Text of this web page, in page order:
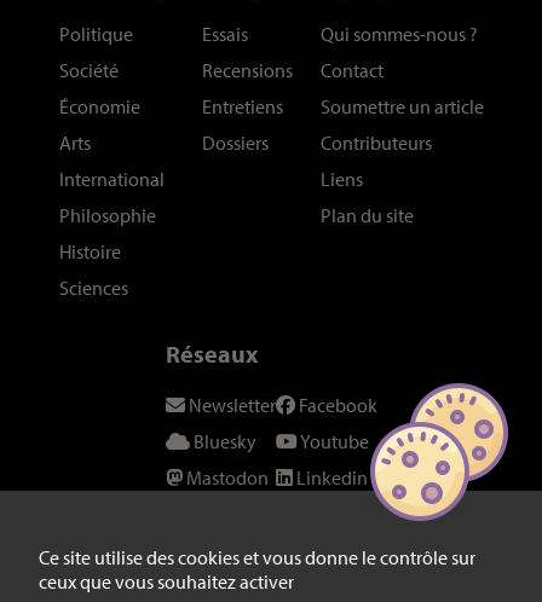
Ce site utilise des cookies et vous donne le contrôle sur
ceux que vous souhaitez activer
Politique
Société
Économie
Arts
International
Philosophie
Histoire
Sciences
Essais
Recensions
Entretiens
Dossiers
Qui sommes-nous ?
Contact
Soumettre un article
Contributeurs
Liens
Plan du site
Réseaux
Newsletter
Bluesky
Mastodon
Instagram
Twitter/X
Facebook
Youtube
Linkedin
Fil RSS